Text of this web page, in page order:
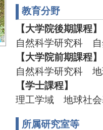
教育分野
【大学院後期課程】
自然科学研究科 自
【大学院前期課程】
自然科学研究科
【学士課程】
理工学域 地球社
所属研究室等